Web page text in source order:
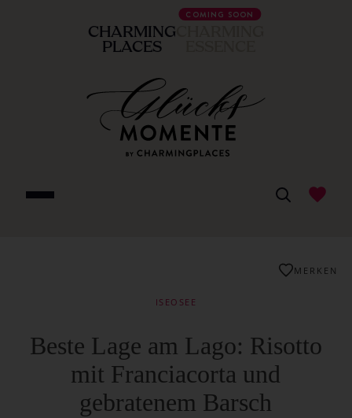
CHARMING
PLACES
COMING SOON
ISEOSEE
Beste Lage am Lago: Risotto
mit Franciacorta und
gebratenem Barsch
MERKEN